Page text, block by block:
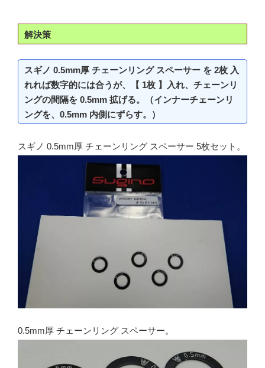
解決策
スギノ 0.5mm厚 チェーンリング スペーサー を 2枚 入
れれば数字的には合うが、【 1枚 】入れ、チェーンリ
ングの間隔を 0.5mm 拡げる。（インナーチェーンリ
ングを、0.5mm 内側にずらす。）
スギノ 0.5mm厚 チェーンリング スペーサー 5枚セット。
0.5mm厚 チェーンリング スペーサー。